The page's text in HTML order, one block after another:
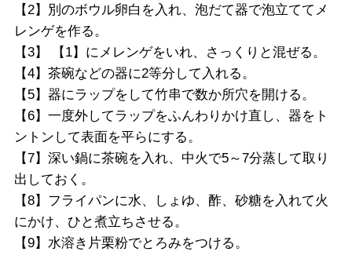
【2】別のボウル卵白を入れ、泡だて器で泡立ててメ
レンゲを作る。
【3】 【1】にメレンゲをいれ、さっくりと混ぜる。
【4】茶碗などの器に2等分して入れる。
【5】器にラップをして竹串で数か所穴を開ける。
【6】一度外してラップをふんわりかけ直し、器をト
ントンして表面を平らにする。
【7】深い鍋に茶碗を入れ、中火で5～7分蒸して取り
出しておく。
【8】フライパンに水、しょゆ、酢、砂糖を入れて火
にかけ、ひと煮立ちさせる。
【9】水溶き片栗粉でとろみをつける。